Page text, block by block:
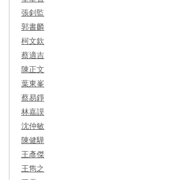
張釗監
郭書麟
柯文欽
蔡適吉
陳正文
葉東峯
蔡易錚
林嘉謨
沈仲敏
陳健驊
王彥傑
王雋之